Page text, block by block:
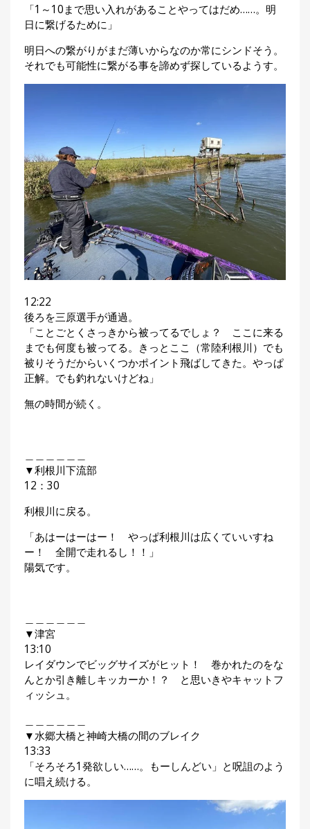
「1～10まで思い入れがあることやってはだめ……。明
日に繋げるために」
明日への繋がりがまだ薄いからなのか常にシンドそう。
それでも可能性に繋がる事を諦めず探しているようす。
12:22
後ろを三原選手が通過。
「ことごとくさっきから被ってるでしょ？ ここに来る
までも何度も被ってる。きっとここ（常陸利根川）でも
被りそうだからいくつかポイント飛ばしてきた。やっぱ
正解。でも釣れないけどね」
無の時間が続く。
▼利根川下流部
12：30
利根川に戻る。
「あはーはーはー！ やっぱ利根川は広くていいすね
ー！ 全開で走れるし！！」
陽気です。
▼津宮
13:10
レイダウンでビッグサイズがヒット！ 巻かれたのをな
んとか引き離しキッカーか！？ と思いきやキャットフ
ィッシュ。
▼水郷大橋と神崎大橋の間のブレイク
13:33
「そろそろ1発欲しい……。もーしんどい」と呪詛のよう
に唱え続ける。